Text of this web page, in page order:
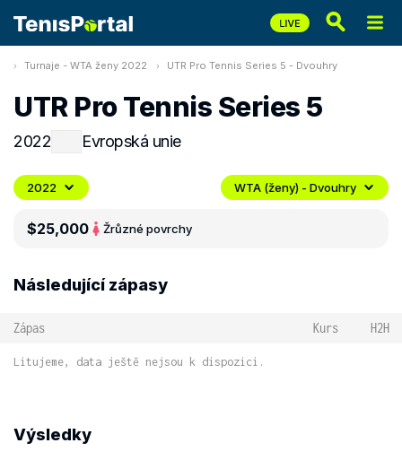
Turnaje - WTA ženy 2022 UTR Pro Tennis Series 5 - Dvouhry
UTR Pro Tennis Series 5
2022 Evropská unie
2022 WTA (ženy) - Dvouhry
$25,000 Žrůzné povrchy
Následující zápasy
Zápas Kurs H2H
Litujeme, data ještě nejsou k dispozici.
Výsledky